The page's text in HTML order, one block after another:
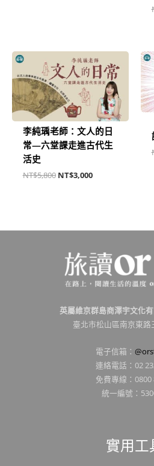
李純瑀老師：文人的日
常—六堂課走進古代生
活史
NT$5,800
始
價
格：
NT$5,800。
NT$3,000
目
前
價
格：
NT$3,000。
英屬維京群島商澤宇文化
臺北市松山區南京東路
電子信箱：
連絡電話：02
免費專線：0800
統一編號：
實用工